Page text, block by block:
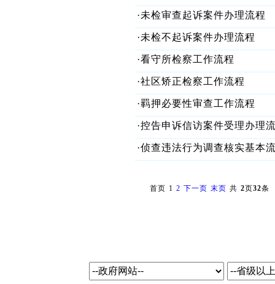
·未检审查起诉案件办理流程
·未检不起诉案件办理流程
·看守所检察工作流程
·社区矫正检察工作流程
·羁押必要性审查工作流程
·控告申诉信访案件受理办理
·侦查违法行为调查核实基本
首页 1 2 下一页 末页 共2页32条